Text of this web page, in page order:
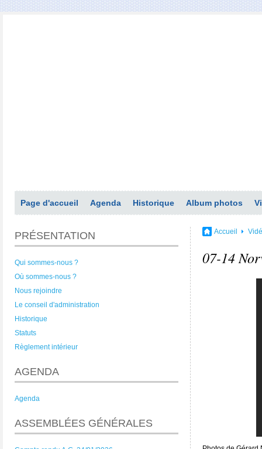
Page d'accueil Agenda Historique Album photos
PRÉSENTATION
Qui sommes-nous ?
Où sommes-nous ?
Nous rejoindre
Le conseil d'administration
Historique
Statuts
Règlement intérieur
AGENDA
Agenda
ASSEMBLÉES GÉNÉRALES
Accueil
07-14